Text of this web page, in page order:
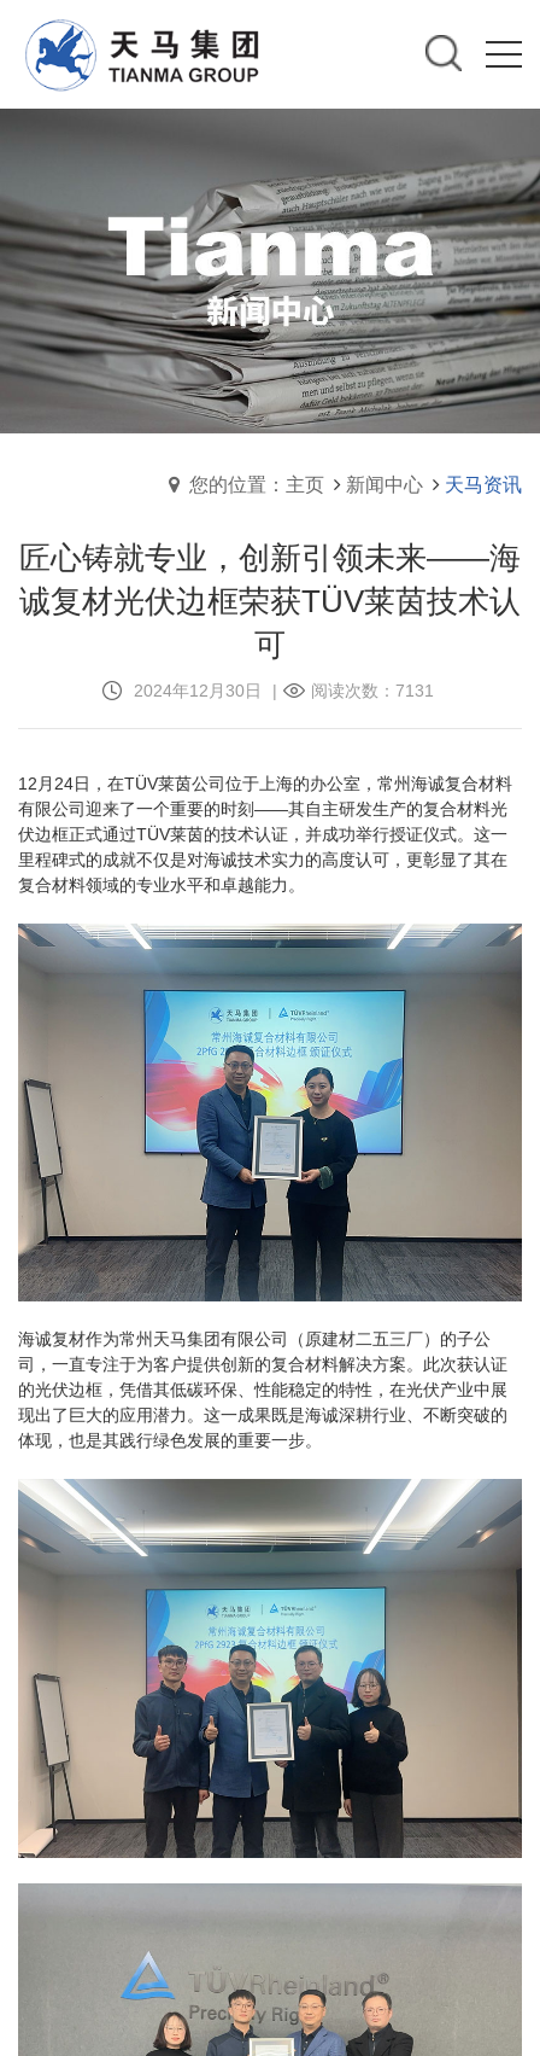
您的位置：主页 新闻中心 天马资讯
匠心铸就专业，创新引领未来——海
诚复材光伏边框荣获TÜV莱茵技术认
可
2024年12月30日 | 阅读次数：7131
12月24日，在TÜV莱茵公司位于上海的办公室，常州海诚复合材料
有限公司迎来了一个重要的时刻——其自主研发生产的复合材料光
伏边框正式通过TÜV莱茵的技术认证，并成功举行授证仪式。这一
里程碑式的成就不仅是对海诚技术实力的高度认可，更彰显了其在
复合材料领域的专业水平和卓越能力。
海诚复材作为常州天马集团有限公司（原建材二五三厂）的子公
司，一直专注于为客户提供创新的复合材料解决方案。此次获认证
的光伏边框，凭借其低碳环保、性能稳定的特性，在光伏产业中展
现出了巨大的应用潜力。这一成果既是海诚深耕行业、不断突破的
体现，也是其践行绿色发展的重要一步。